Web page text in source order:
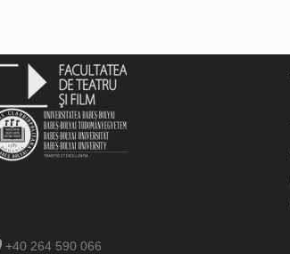
+40 264 590 066